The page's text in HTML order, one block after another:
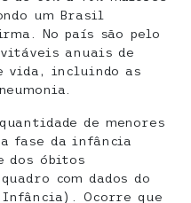
um Brasil
No país são pelo
anuais de
vida, incluindo as
de menores
fase da infância
dos óbitos
com dados do
Infância). Ocorre que